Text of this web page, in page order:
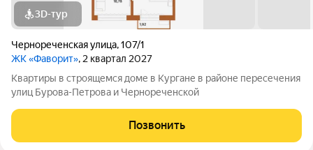
3D-тур
Чернореченская улица,107/1
ЖК «Фаворит», 2 квартал 2027
Квартиры в строящемся доме в Кургане в районе пересечения
улиц Бурова-Петрова и Чернореченской
Позвонить